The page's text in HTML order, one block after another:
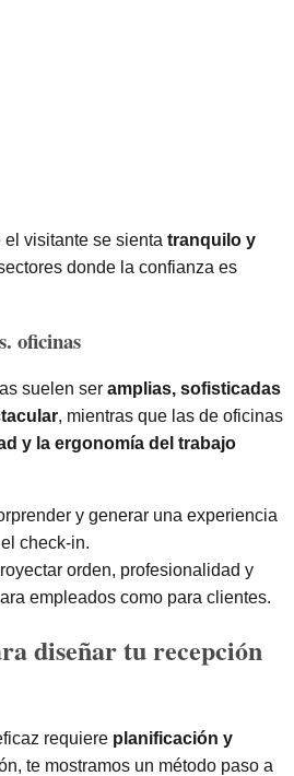
el visitante se sienta tranquilo y
donde la confianza es
oficinas
suelen ser amplias, sofisticadas
, mientras que las de oficinas
y la ergonomía del trabajo
y generar una experiencia
check-in.
orden, profesionalidad y
empleados como para clientes.
diseñar tu recepción
requiere planificación y
te mostramos un método paso a